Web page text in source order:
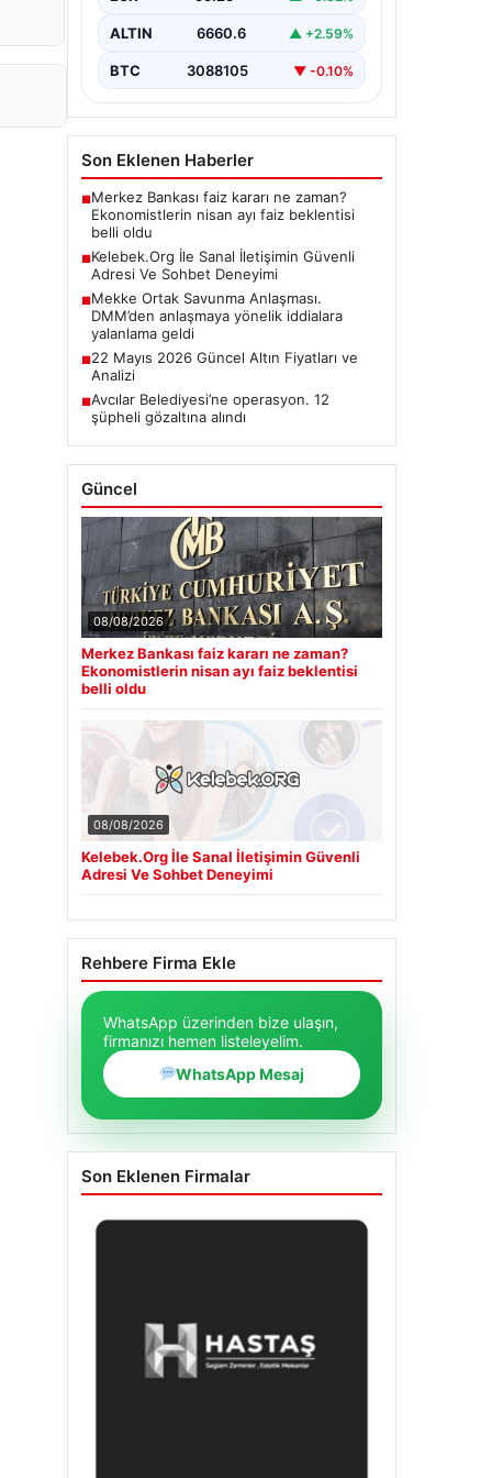
ALTIN 6660.6 ▲ +2.59%
BTC 3088105 ▼ -0.10%
Son Eklenen Haberler
■Merkez Bankası faiz kararı ne zaman?
Ekonomistlerin nisan ayı faiz beklentisi
belli oldu
■Kelebek.Org İle Sanal İletişimin Güvenli
Adresi Ve Sohbet Deneyimi
■Mekke Ortak Savunma Anlaşması.
DMM’den anlaşmaya yönelik iddialara
yalanlama geldi
■22 Mayıs 2026 Güncel Altın Fiyatları ve
Analizi
■Avcılar Belediyesi’ne operasyon. 12
şüpheli gözaltına alındı
Güncel
08/08/2026
Merkez Bankası faiz kararı ne zaman?
Ekonomistlerin nisan ayı faiz beklentisi
belli oldu
08/08/2026
Kelebek.Org İle Sanal İletişimin Güvenli
Adresi Ve Sohbet Deneyimi
Rehbere Firma Ekle
WhatsApp üzerinden bize ulaşın,
firmanızı hemen listeleyelim.
WhatsApp Mesaj
Son Eklenen Firmalar